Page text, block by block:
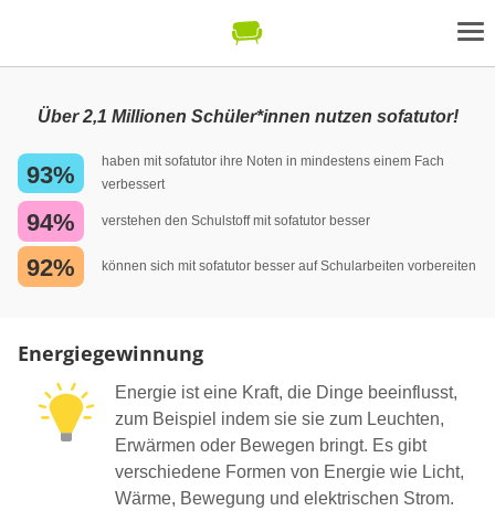
Über 2,1 Millionen Schüler*innen nutzen sofatutor!
93%
haben mit sofatutor ihre Noten in mindestens einem Fach
verbessert
94% verstehen den Schulstoff mit sofatutor besser
92% können sich mit sofatutor besser auf Schularbeiten vorbereiten
Energiegewinnung
Energie ist eine Kraft, die Dinge beeinflusst,
zum Beispiel indem sie sie zum Leuchten,
Erwärmen oder Bewegen bringt. Es gibt
verschiedene Formen von Energie wie Licht,
Wärme, Bewegung und elektrischen Strom.